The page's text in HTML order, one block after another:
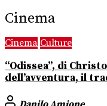
Cinema
Cinema Culture
“Odissea”, di
dell’avventura, il